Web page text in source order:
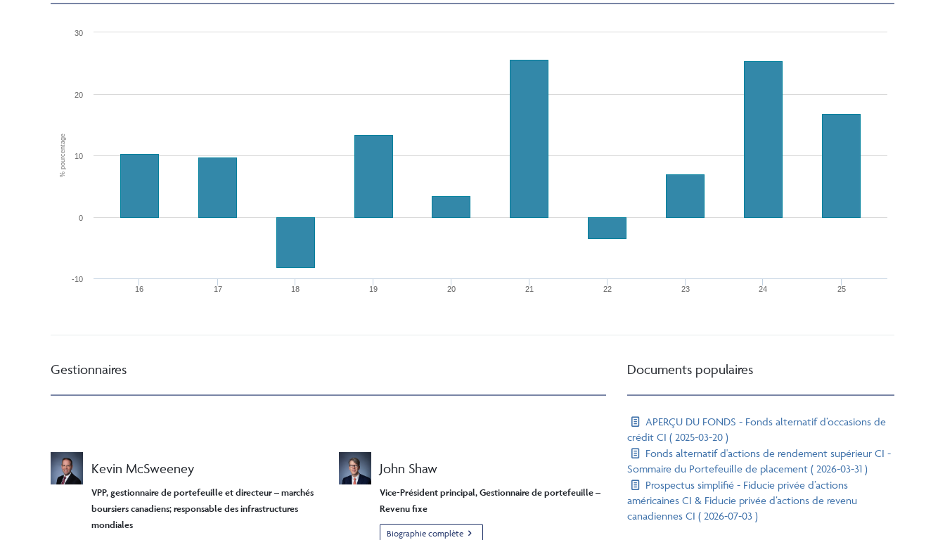
% pourcentage
16 17 18 19 20 21 22 23 24 25
-10
0
10
20
30
Gestionnaires
Kevin McSweeney
VPP, gestionnaire de portefeuille et directeur – marchés
boursiers canadiens; responsable des infrastructures
mondiales
John Shaw
Vice-Président principal, Gestionnaire de portefeuille –
Revenu fixe
Biographie complète
Documents populaires
APERÇU DU FONDS - Fonds alternatif d’occasions de
crédit CI ( 2025-03-20 )
Fonds alternatif d'actions de rendement supérieur CI -
Sommaire du Portefeuille de placement ( 2026-03-31 )
Prospectus simplifié - Fiducie privée d’actions
américaines CI & Fiducie privée d’actions de revenu
canadiennes CI ( 2026-07-03 )